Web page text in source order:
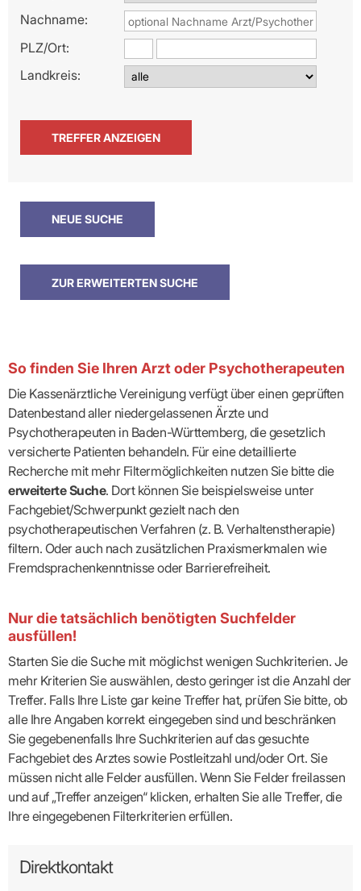
Nachname:
PLZ/Ort:
Landkreis:
So finden Sie Ihren Arzt oder Psychotherapeuten
Die Kassenärztliche Vereinigung verfügt über einen geprüften
Datenbestand aller niedergelassenen Ärzte und
Psychotherapeuten in Baden-Württemberg, die gesetzlich
versicherte Patienten behandeln. Für eine detaillierte
Recherche mit mehr Filtermöglichkeiten nutzen Sie bitte die
erweiterte Suche. Dort können Sie beispielsweise unter
Fachgebiet/Schwerpunkt gezielt nach den
psychotherapeutischen Verfahren (z. B. Verhaltenstherapie)
filtern. Oder auch nach zusätzlichen Praxismerkmalen wie
Fremdsprachenkenntnisse oder Barrierefreiheit.
Nur die tatsächlich benötigten Suchfelder
ausfüllen!
Starten Sie die Suche mit möglichst wenigen Suchkriterien. Je
mehr Kriterien Sie auswählen, desto geringer ist die Anzahl der
Treffer. Falls Ihre Liste gar keine Treffer hat, prüfen Sie bitte, ob
alle Ihre Angaben korrekt eingegeben sind und beschränken
Sie gegebenenfalls Ihre Suchkriterien auf das gesuchte
Fachgebiet des Arztes sowie Postleitzahl und/oder Ort. Sie
müssen nicht alle Felder ausfüllen. Wenn Sie Felder freilassen
und auf „Treffer anzeigen“ klicken, erhalten Sie alle Treffer, die
Ihre eingegebenen Filterkriterien erfüllen.
Direktkontakt